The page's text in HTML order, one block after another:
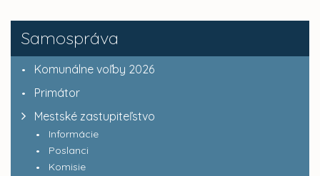
Samospráva
Komunálne voľby 2026
Primátor
Mestské zastupiteľstvo
Informácie
Poslanci
Komisie